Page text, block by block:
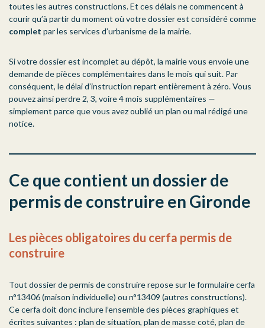
toutes les autres constructions. Et ces délais ne commencent à
courir qu’à partir du moment où votre dossier est considéré comme
complet par les services d’urbanisme de la mairie.
Si votre dossier est incomplet au dépôt, la mairie vous envoie une
demande de pièces complémentaires dans le mois qui suit. Par
conséquent, le délai d’instruction repart entièrement à zéro. Vous
pouvez ainsi perdre 2, 3, voire 4 mois supplémentaires —
simplement parce que vous avez oublié un plan ou mal rédigé une
notice.
Ce que contient un dossier de
permis de construire en Gironde
Les pièces obligatoires du cerfa permis de
construire
Tout dossier de permis de construire repose sur le formulaire cerfa
n°13406 (maison individuelle) ou n°13409 (autres constructions).
Ce cerfa doit donc inclure l’ensemble des pièces graphiques et
écrites suivantes : plan de situation, plan de masse coté, plan de